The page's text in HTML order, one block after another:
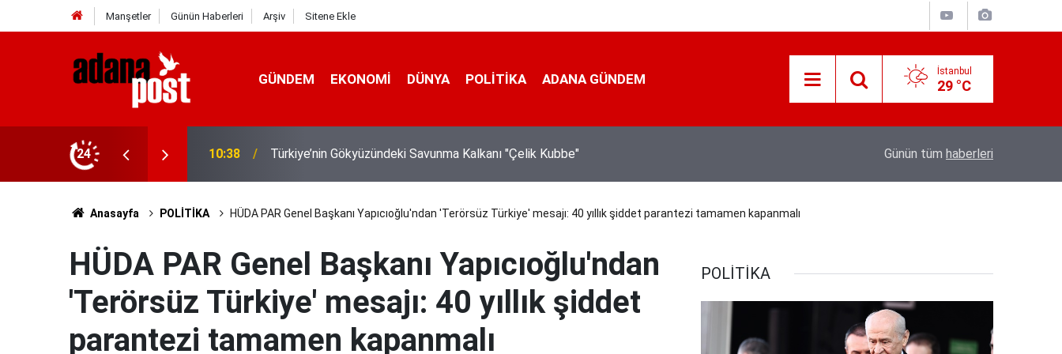
Manşetler Günün Haberleri Arşiv Sitene Ekle
GÜNDEM EKONOMI DÜNYA POLİTİKA ADANA GÜNDEM İstanbul
29 °C
24 08:11
daha tescillenmiştir"
Tarsus'ta üzüm üreticileri fiyat farkına tepki
Günün tüm haberleri
Anasayfa POLİTİKA HÜDA PAR Genel Başkanı Yapıcıoğlu'ndan 'Terörsüz Türkiye' mesajı: 40 yıllık şiddet parantezi tamamen kapanmalı
HÜDA PAR Genel Başkanı Yapıcıoğlu'ndan
'Terörsüz Türkiye' mesajı: 40 yıllık şiddet
parantezi tamamen kapanmalı
POLİTİKA